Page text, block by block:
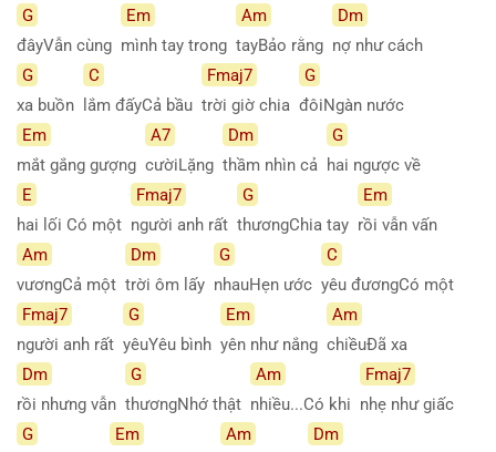
G
đâyVẫn cùng
Em
mình tay trong
Am
tayBảo rằng
Dm
nợ như cách
G
xa buồn
C
lắm đấyCả bầu
Fmaj7
trời giờ chia
G
đôiNgàn nước
Em
mắt gắng gượng
A7
cườiLặng
Dm
thầm nhìn cả
G
hai ngược về
E
hai lối Có một
Fmaj7
người anh rất
G
thươngChia tay
Em
rồi vẫn vấn
Am
vươngCả một
Dm
trời ôm lấy
G
nhauHẹn ước
C
yêu đươngCó một
Fmaj7
người anh rất
G
yêuYêu bình
Em
yên như nắng
Am
chiềuĐã xa
Dm
rồi nhưng vẫn
G
thươngNhớ thật
Am
nhiều...Có khi
Fmaj7
nhẹ như giấc
G
Em
Am
Dm